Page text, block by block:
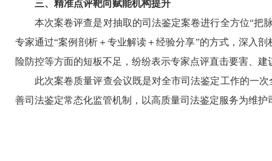
三、精准点评靶向赋能机构提升
本次案卷评查是对抽取的司法鉴定案卷进行全方位“把
专家通过“案例剖析＋专业解读＋经验分享”的方式，深入
险防控等方面的短板不足，纷纷表示专家点评直击要害、
此次案卷质量评查会议既是对全市司法鉴定工作的一
善司法鉴定常态化监管机制，以高质量司法鉴定服务为维